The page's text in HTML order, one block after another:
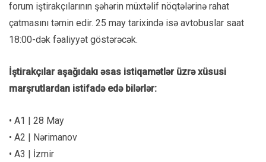
forum iştirakçılarının şəhərin müxtəlif nöqtələrinə rahat
çatmasını təmin edir. 25 may tarixində isə avtobuslar saat
18:00-dək fəaliyyət göstərəcək.
İştirakçılar aşağıdakı əsas istiqamətlər üzrə xüsusi
marşrutlardan istifadə edə bilərlər:
• A1 | 28 May
• A2 | Nərimanov
• A3 | İzmir